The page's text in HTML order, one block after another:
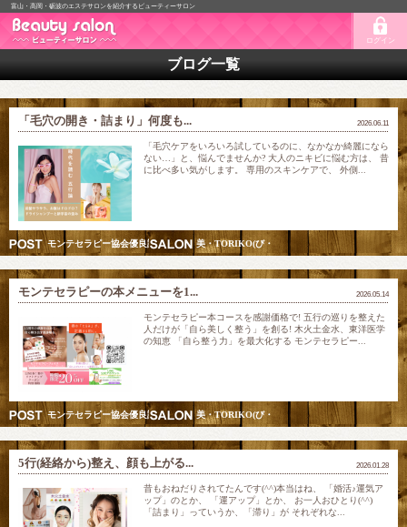
富山・高岡・砺波のエステサロンを紹介するビューティーサロン
ログイン
ブログ一覧
2026.06.11
「毛穴の開き・詰まり」何度も...
​「毛穴ケアをいろいろ試しているのに、なかなか綺麗になら
ない…」と、悩んでませんか? 大人のニキビに悩む方は、 昔
に比べ多い気がします。 専用のスキンケアで、 外側...
モンテセラピー協会優良認定スクール講師&五行美巡り調律師美・TORIKO(び・とりこ) 愛されリフト美人モン
2026.05.14
モンテセラピーの本メニューを1...
モンテセラピー本コースを感謝価格で! 五行の巡りを整えた
人だけが「自ら美しく整う」を創る! 木火土金水、東洋医学
の知恵 「自ら整う力」を最大化する モンテセラピー...
モンテセラピー協会優良認定スクール講師&五行美巡り調律師美・TORIKO(び・とりこ) 愛されリフト美人モン
2026.01.28
5行(経絡から)整え、顔も上がる...
昔もおねだりされてたんです(⁠^⁠^⁠)本当はね、 「婚活♪運気ア
ップ」のとか、 「運アップ」とか、 お一人おひとり(⁠^⁠^⁠)
「詰まり」っていうか、「滞り」が それぞれな...